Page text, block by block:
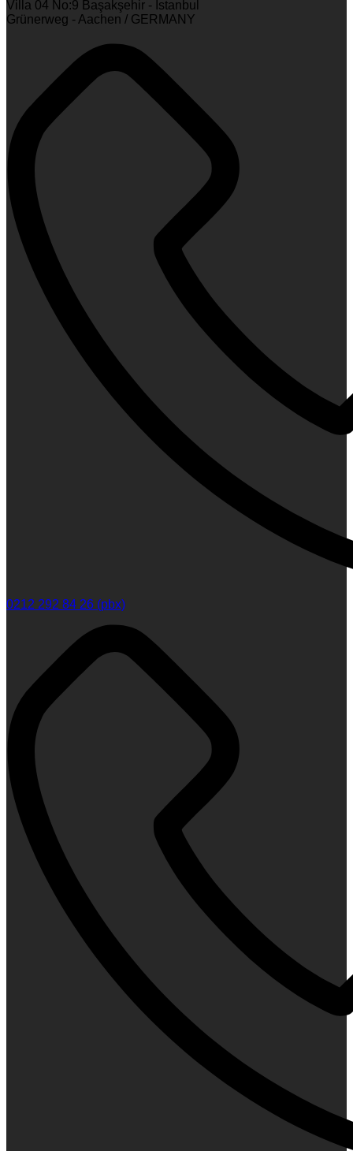
Villa 04 No:9 Başakşehir - İstanbul
Grünerweg - Aachen / GERMANY
0212 292 84 26 (pbx)